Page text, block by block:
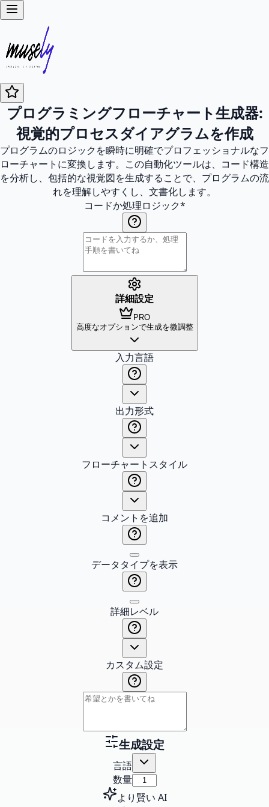
プログラミングフローチャート生成器:
視覚的プロセスダイアグラムを作成
プログラムのロジックを瞬時に明確でプロフェッショナルなフ
ローチャートに変換します。この自動化ツールは、コード構造
を分析し、包括的な視覚図を生成することで、プログラムの流
れを理解しやすくし、文書化します。
コードか処理ロジック*
詳細設定
PRO
高度なオプションで生成を微調整
入力言語
出力形式
フローチャートスタイル
コメントを追加
データタイプを表示
詳細レベル
カスタム設定
生成設定
言語
数量
より賢い AI